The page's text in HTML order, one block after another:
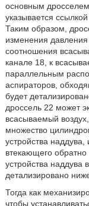
основным
указывается
Таким образом,
изменения
соотношения
канале 18, к
параллельным
аспираторов,
будет
дроссель 22 может
всасываемый
множество
устройства
втекающего
устройства наддува
детализировано
Тогда как
чтобы